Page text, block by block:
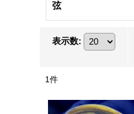
弦
表示数:
1件